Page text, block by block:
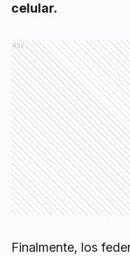
celular.
Ads
Finalmente, los